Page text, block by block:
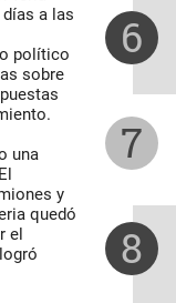
a las
político
sobre
una
y
quedó
el